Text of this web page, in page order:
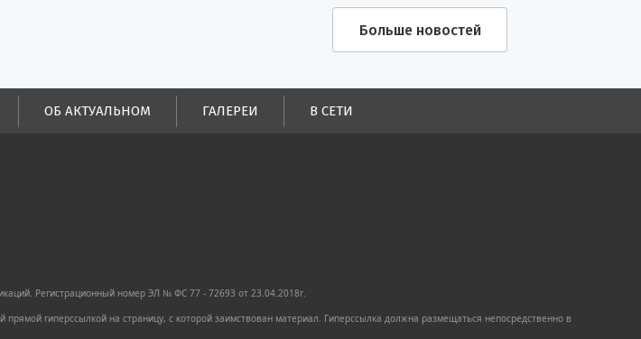
Больше новостей
ОБ АКТУАЛЬНОМ ГАЛЕРЕИ В СЕТИ
Регистрационный номер ЭЛ № ФС 77 - 72693 от 23.04.2018г.
гиперссылкой на страницу, с которой заимствован материал. Гиперссылка должна размещаться непосредственно в